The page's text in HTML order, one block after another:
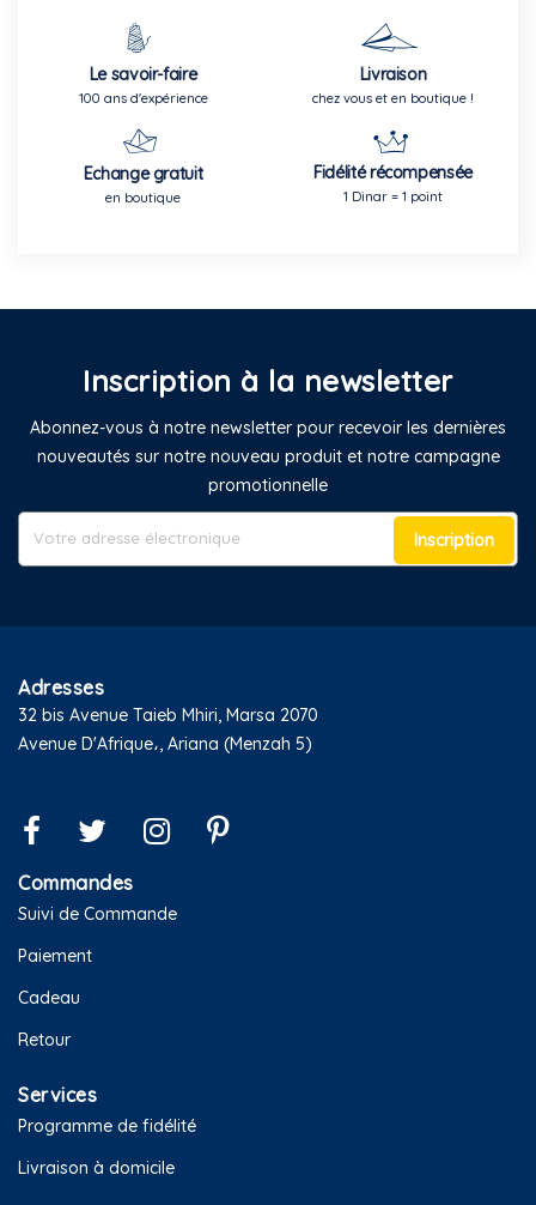
Le savoir-faire
100 ans d'expérience
Livraison
chez vous et en boutique !
Echange gratuit
en boutique
Fidélité récompensée
1 Dinar = 1 point
Inscription à la newsletter
Abonnez-vous à notre newsletter pour recevoir les dernières
nouveautés sur notre nouveau produit et notre campagne
promotionnelle
Inscription
Adresses
32 bis Avenue Taieb Mhiri, Marsa 2070
Avenue D'Afrique،, Ariana (Menzah 5)
Commandes
Suivi de Commande
Paiement
Cadeau
Retour
Services
Programme de fidélité
Livraison à domicile